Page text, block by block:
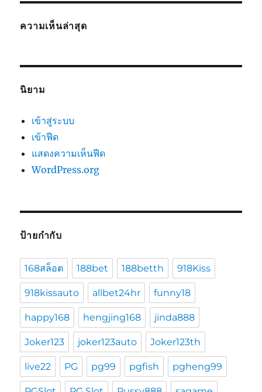
ความเห็นล่าสุด
นิยาม
เข้าสู่ระบบ
เข้าฟีด
แสดงความเห็นฟีด
WordPress.org
ป้ายกำกับ
168สล็อต 188bet 188betth 918Kiss
918kissauto allbet24hr funny18
happy168 hengjing168 jinda888
Joker123 joker123auto Joker123th
live22 PG pg99 pgfish pgheng99